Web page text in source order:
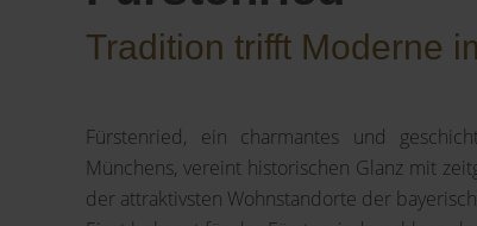
Tradition trifft Moderne
Fürstenried, ein charmantes und
Münchens, vereint historischen Glanz mit
der attraktivsten Wohnstandorte der